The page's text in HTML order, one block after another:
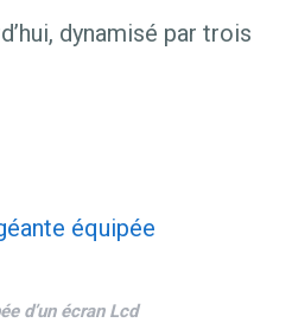
dynamisé par trois
d’un écran Lcd